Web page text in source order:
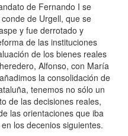
de Fernando I se
de Urgell, que se
y fue derrotado y
de las instituciones
de los bienes reales
Alfonso, con María
la consolidación de
tenemos no sólo un
de las decisiones reales,
las orientaciones que iba
los decenios siguientes.